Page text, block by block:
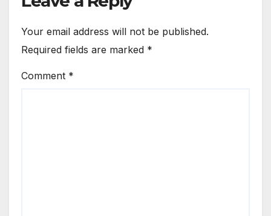
Your email address will not be published.
Required fields are marked *
Comment *